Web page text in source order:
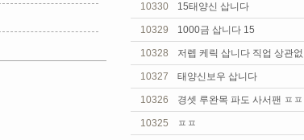
10330 15태양신 삽니다
10329 1000금 삽니다 15
10328 저렙 케릭 삽니다 직업 상관
10327 태양신보우 삽니다
10326 경셋 루완목 파도 사서팬 ㅍㅍ
10325 ㅍㅍ